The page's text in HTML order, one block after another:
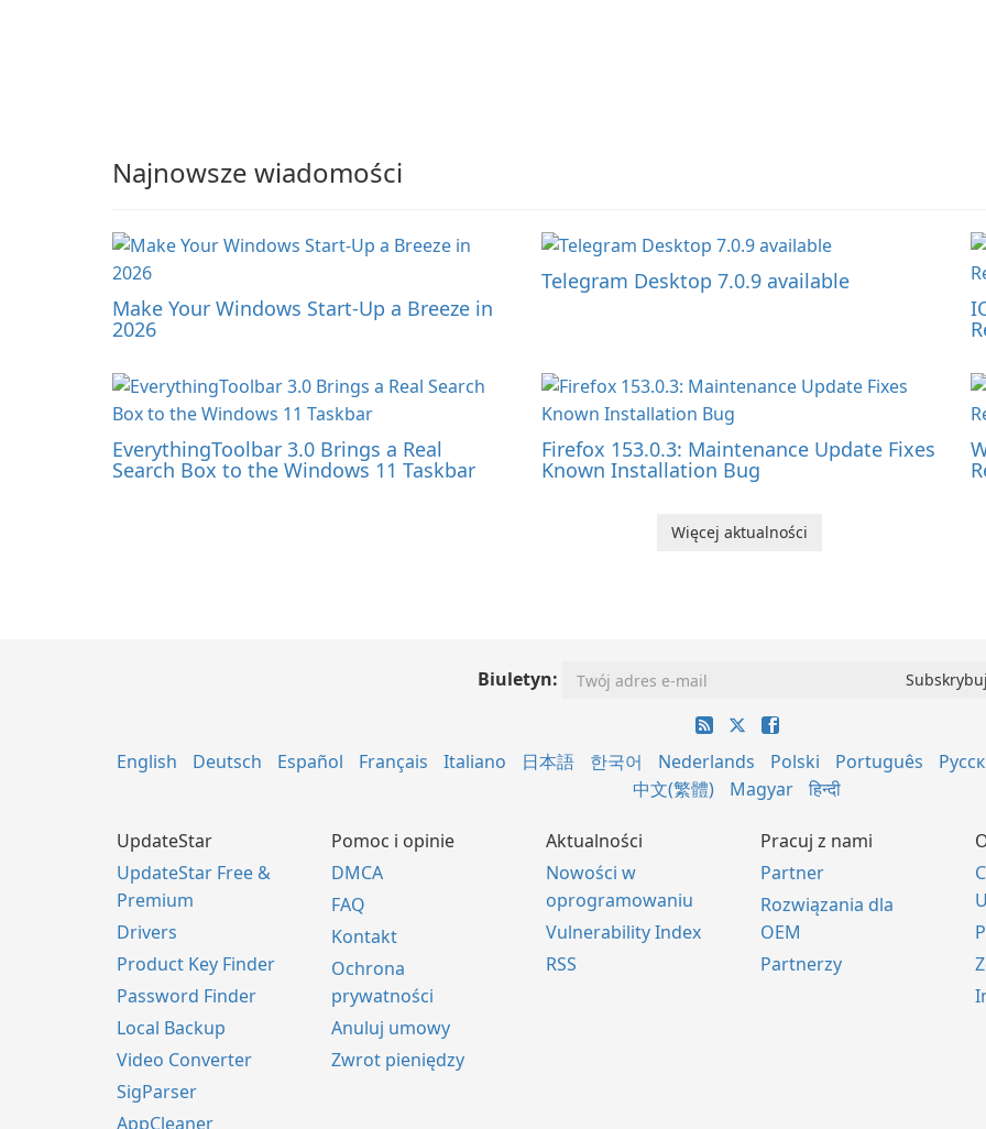
Najnowsze wiadomości
Make Your Windows Start-Up a Breeze in
2026
Telegram Desktop 7.0.9 available
EverythingToolbar 3.0 Brings a Real
Search Box to the Windows 11 Taskbar
Firefox 153.0.3: Maintenance Update Fixes
Known Installation Bug
Więcej aktualności
Biuletyn:
English Deutsch Español Français Italiano 日本語 한국어 Nederlands Polski Português
中文(繁體)
Magyar हिन्दी
UpdateStar
UpdateStar Free &
Premium
Drivers
Product Key Finder
Password Finder
Local Backup
Video Converter
SigParser
AppCleaner
Pomoc i opinie
DMCA
FAQ
Kontakt
Ochrona
prywatności
Anuluj umowy
Zwrot pieniędzy
Aktualności
Nowości w
oprogramowaniu
Vulnerability Index
RSS
Pracuj z nami
Partner
Rozwiązania dla
OEM
Partnerzy